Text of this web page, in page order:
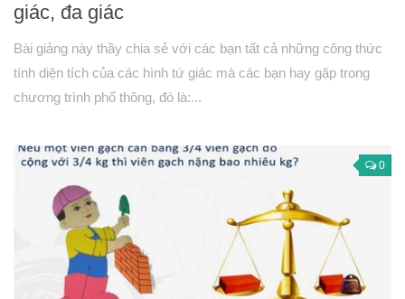
Nguyên hàm-tích phân
Số phức
Hình học 12
Thể tích khối đa diện
PT mặt phẳng
Phương trình mặt cầu
PT đường thẳng
giác, đa giác
Bài giảng này thầy chia sẻ với các bạn tất cả những công thức
tính diện tích của các hình tứ giác mà các bạn hay gặp trong
chương trình phổ thông, đó là:...
0